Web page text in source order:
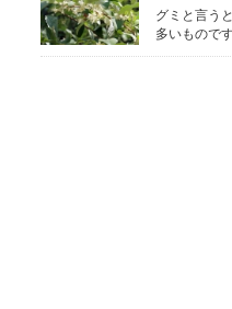
グミと言う
多いもので